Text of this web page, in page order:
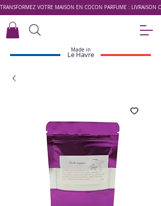
TRANSFORMEZ VOTRE MAISON EN COCON PARFUMÉ : LIVRAISON
Made in
Le Havre